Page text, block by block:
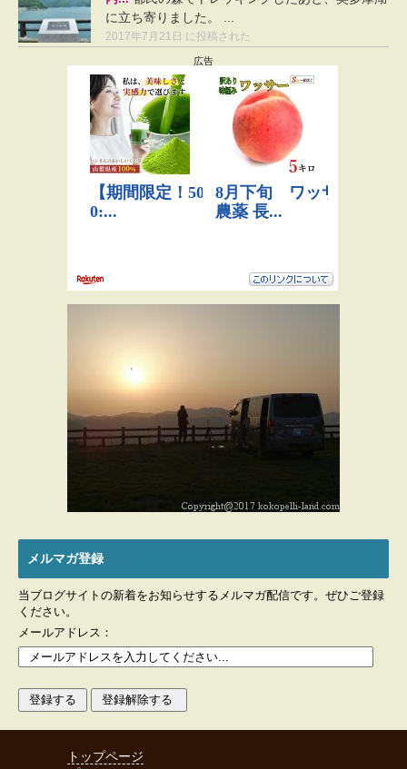
に立ち寄りました。 ...
2017年7月21日 に投稿された
広告
メルマガ登録
当ブログサイトの新着をお知らせするメルマガ配信です。ぜひご登録
ください。
メールアドレス：
トップページ